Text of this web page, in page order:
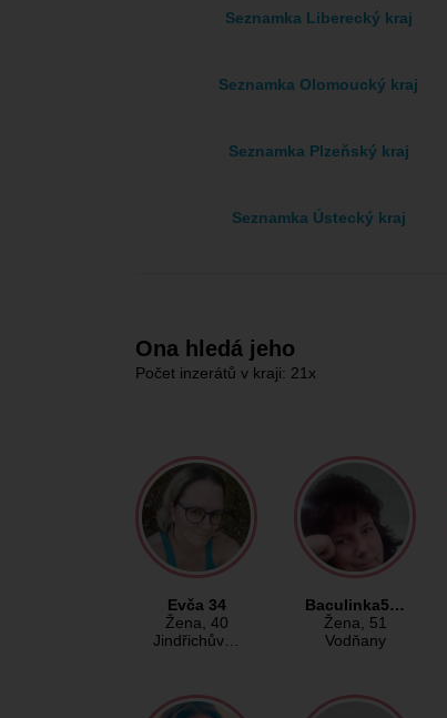
Seznamka Liberecký kraj
Seznamka Olomoucký kraj
Seznamka Plzeňský kraj
Seznamka Ústecký kraj
Ona hledá jeho
Počet inzerátů v kraji: 21x
Evča 34
Žena, 40
Jindřichův…
Baculinka5…
Žena, 51
Vodňany